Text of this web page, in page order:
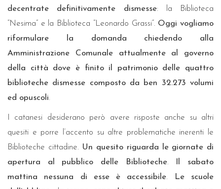
decentrate definitivamente dismesse: la Biblioteca
“Nesima” e la Biblioteca “Leonardo Grassi”. Oggi vogliamo
riformulare la domanda chiedendo alla
Amministrazione Comunale attualmente al governo
della città dove è finito il patrimonio delle quattro
biblioteche dismesse composto da ben 32.273 volumi
ed opuscoli.
I catanesi desiderano però avere risposte anche su altri
quesiti e porre l’accento su altre problematiche inerenti le
Biblioteche cittadine. Un quesito riguarda le giornate di
apertura al pubblico delle Biblioteche.
Il sabato
mattina nessuna di esse è accessibile.
Le scuole